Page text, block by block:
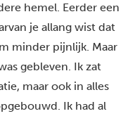
hemel. Eerder een
je allang wist dat
minder pijnlijk. Maar
gebleven. Ik zat
maar ook in alles
Ik had al